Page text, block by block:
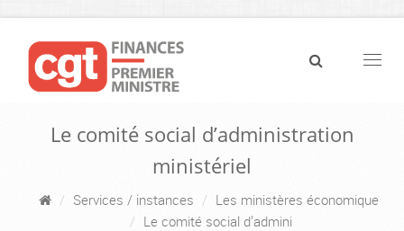
Le comité social d’administration
ministériel
Services / instances
Les ministères économique
Le comité social d’admini